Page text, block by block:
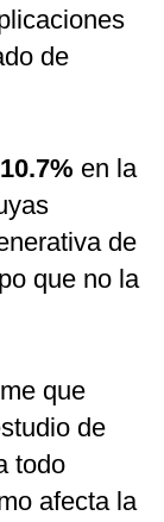
de
10.7% en la
de
que no la
que
de
todo
afecta la